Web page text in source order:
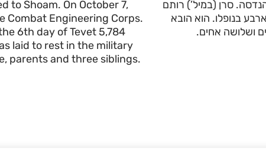
to Shoam. On October 7,
Combat Engineering Corps.
6th day of Tevet 5,784
laid to rest in the military
parents and three siblings.
ושירת בחיל הנדסה. סרן (במיל’) רותם
(18.12.2023). בן עשרים וארבע בנופלו. הוא הובא
ושלושה אחים.